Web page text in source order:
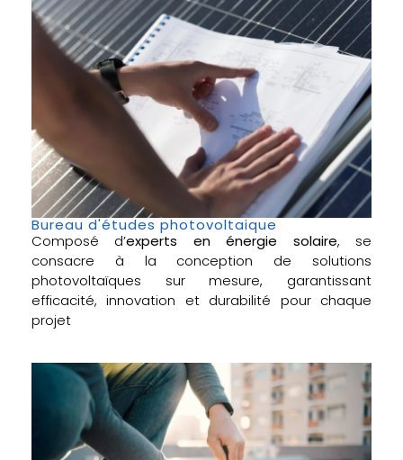
Bureau d'études photovoltaique
Composé d’experts en énergie solaire, se
consacre à la conception de solutions
photovoltaïques sur mesure, garantissant
efficacité, innovation et durabilité pour chaque
projet